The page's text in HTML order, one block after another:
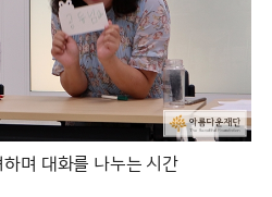
며 대화를 나누는 시간